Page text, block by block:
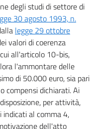
degli studi di settore di
30 agosto 1993, n.
legge 29 ottobre
valori di coerenza
all'articolo 10-bis,
l'ammontare delle
di 50.000 euro, sia pari
compensi dichiarati. Ai
per attività,
indicati al comma 4,
dell'atto